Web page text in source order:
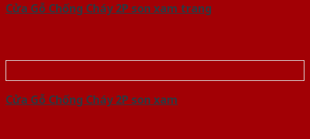
Cửa Gỗ Chống Cháy 2P son xam trang
Cửa Gỗ Chống Cháy 2P son xam